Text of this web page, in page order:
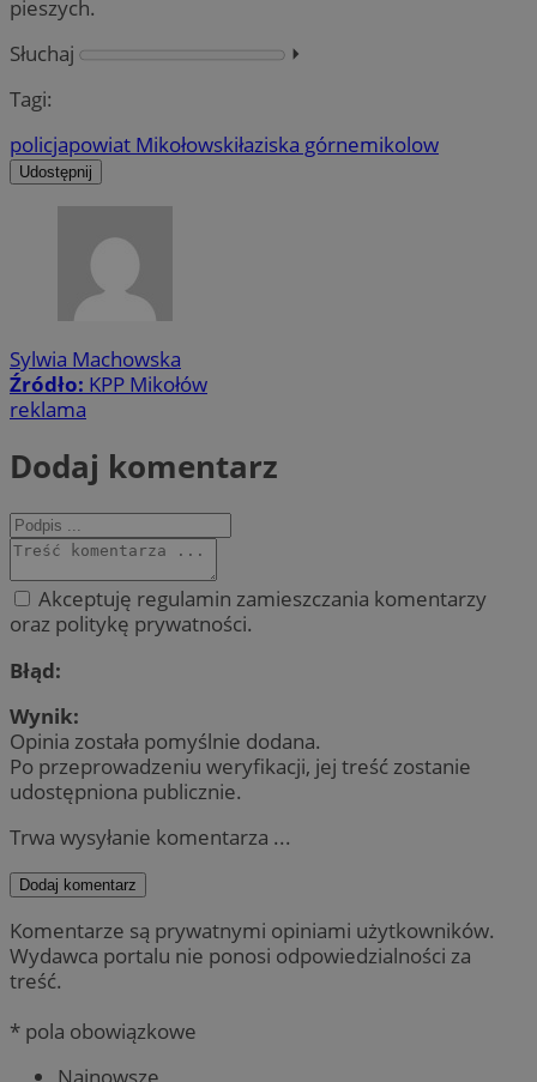
pieszych.
Słuchaj
⏵︎
Tagi:
policjapowiat Mikołowskiłaziska górnemikolow
Udostępnij
Sylwia Machowska
Źródło: KPP Mikołów
reklama
Dodaj komentarz
Akceptuję regulamin zamieszczania komentarzy
oraz politykę prywatności.
Błąd:
Wynik:
Opinia została pomyślnie dodana.
Po przeprowadzeniu weryfikacji, jej treść zostanie
udostępniona publicznie.
Trwa wysyłanie komentarza ...
Dodaj komentarz
Komentarze są prywatnymi opiniami użytkowników.
Wydawca portalu nie ponosi odpowiedzialności za
treść.
* pola obowiązkowe